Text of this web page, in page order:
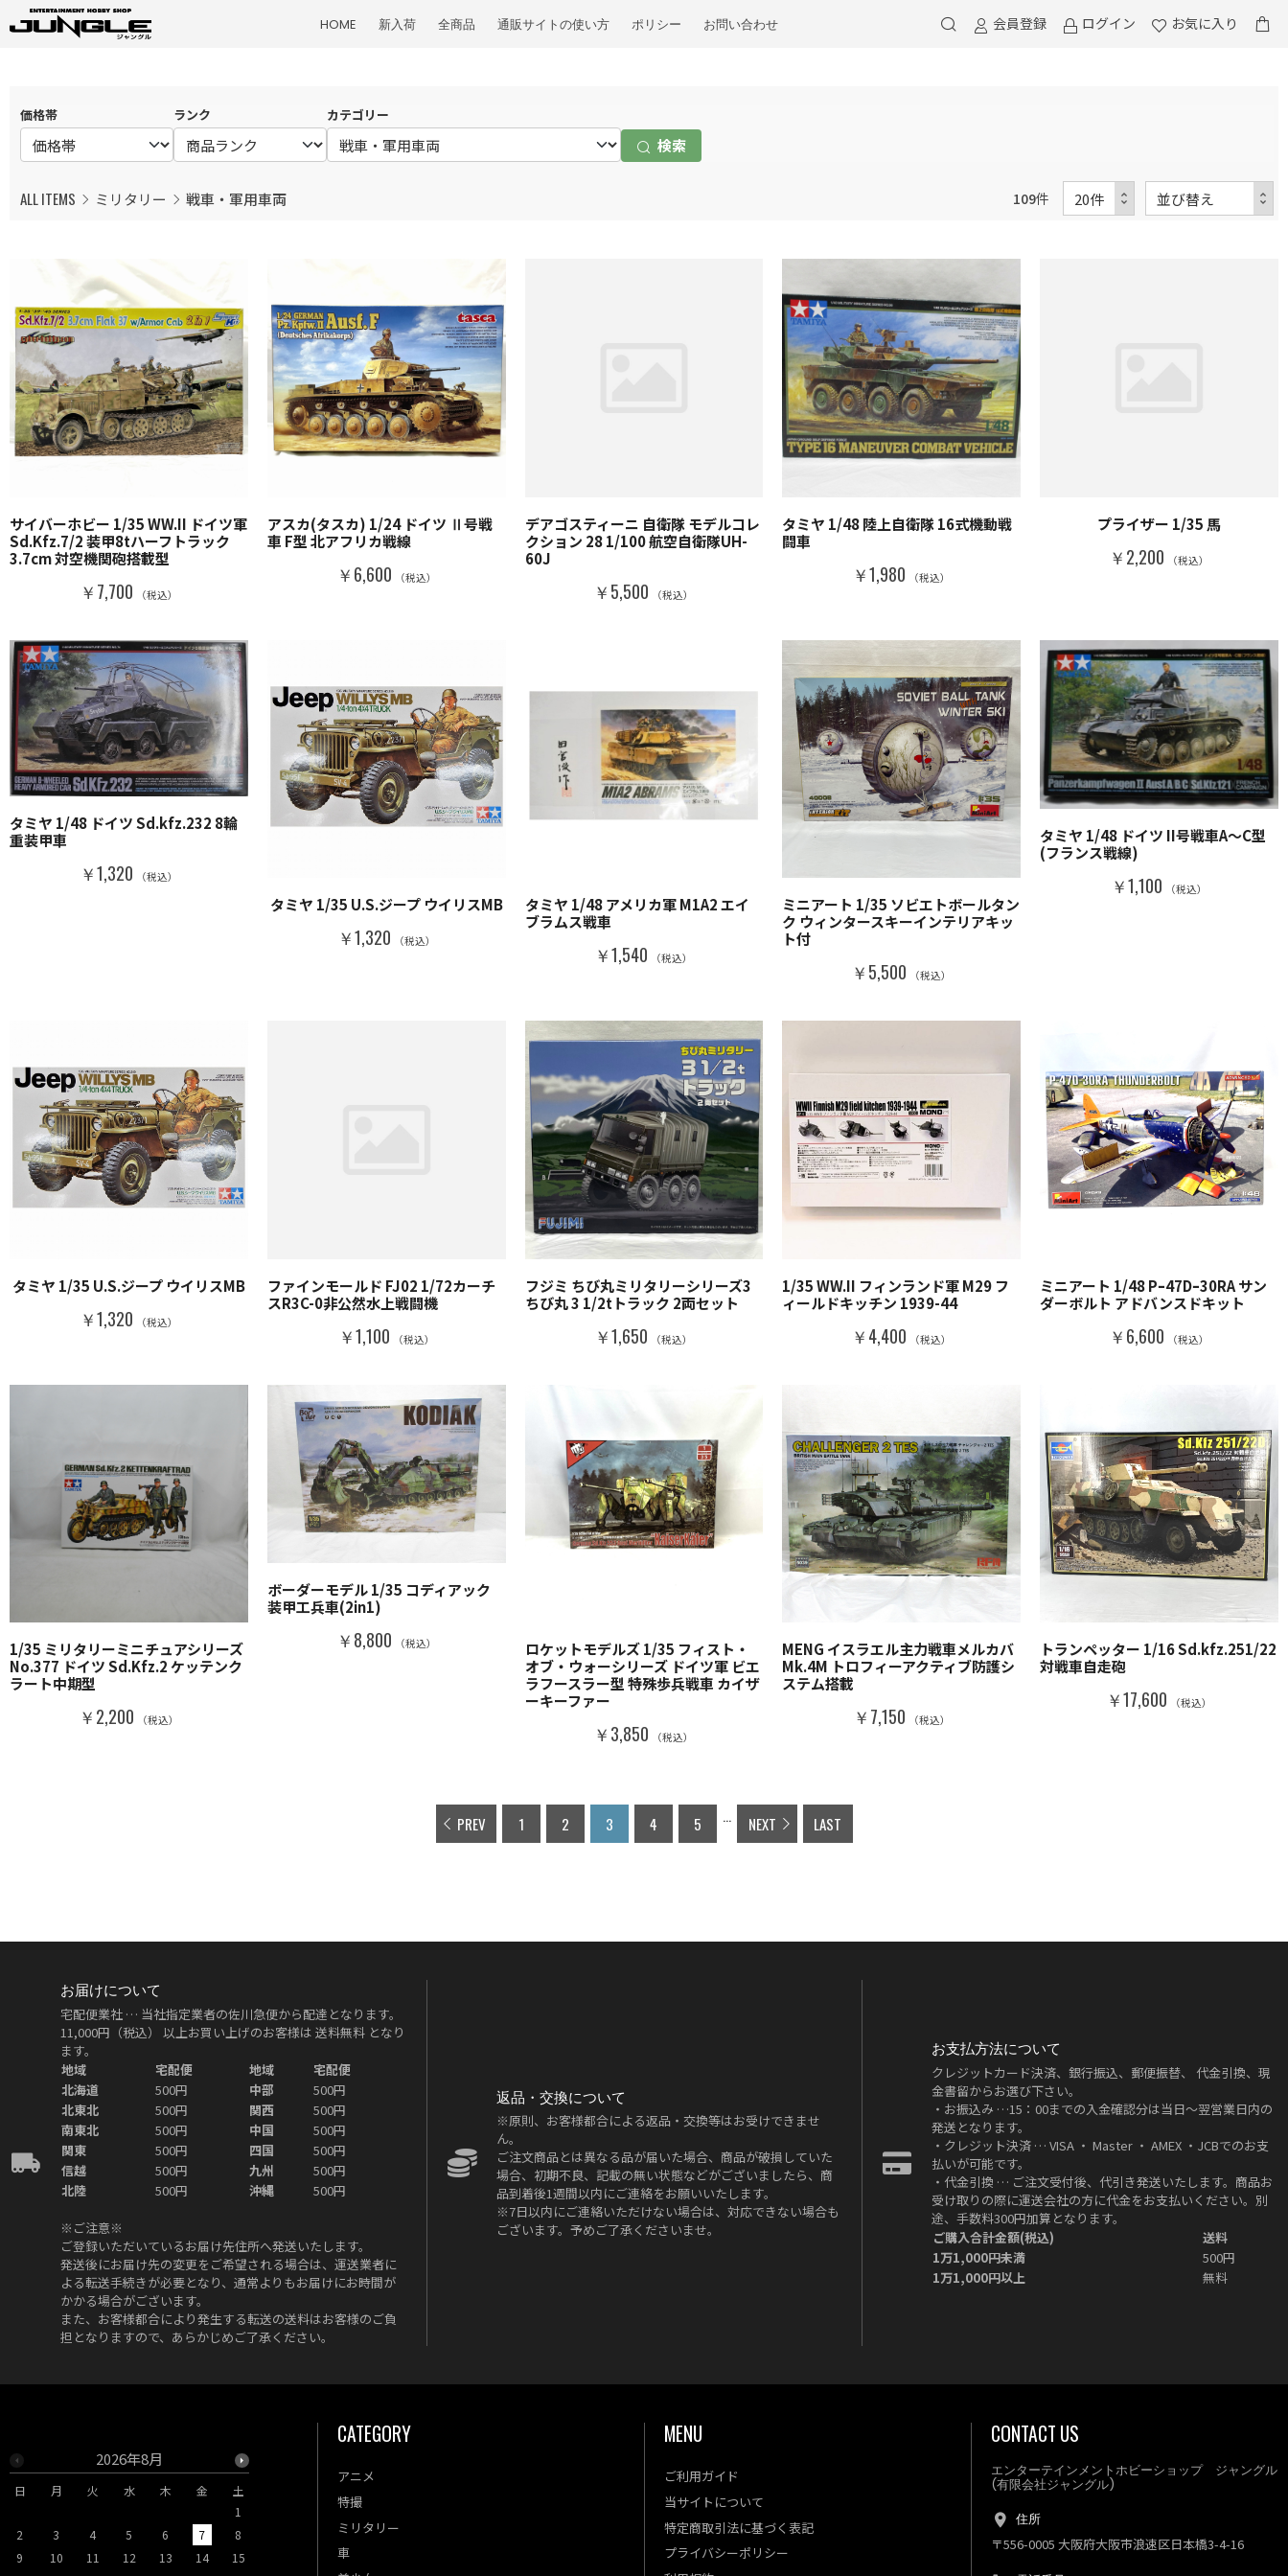
HOME 新入荷 全商品 通販サイトの使い方 ポリシー お問い合わせ 会員登録 ログイン お気に入り
価格帯 ランク カテゴリー
検索
ALL ITEMS ミリタリー 戦車・軍用車両 109件
サイバーホビー 1/35 WW.II ドイツ軍
Sd.Kfz.7/2 装甲8tハーフトラック
3.7cm 対空機関砲搭載型
￥7,700 （税込）
アスカ(タスカ) 1/24 ドイツ Ⅱ号戦
車 F型 北アフリカ戦線
￥6,600 （税込）
デアゴスティーニ 自衛隊 モデルコレ
クション 28 1/100 航空自衛隊UH-
60J
￥5,500 （税込）
タミヤ 1/48 陸上自衛隊 16式機動戦
闘車
￥1,980 （税込）
プライザー 1/35 馬
￥2,200 （税込）
タミヤ 1/48 ドイツ Sd.kfz.232 8輪
重装甲車
￥1,320 （税込）
タミヤ 1/35 U.S.ジープ ウイリスMB
￥1,320 （税込）
タミヤ 1/48 アメリカ軍 M1A2 エイ
ブラムス戦車
￥1,540 （税込）
ミニアート 1/35 ソビエトボールタン
ク ウィンタースキーインテリアキッ
ト付
￥5,500 （税込）
タミヤ 1/48 ドイツ II号戦車A～C型
(フランス戦線)
￥1,100 （税込）
タミヤ 1/35 U.S.ジープ ウイリスMB
￥1,320 （税込）
ファインモールド FJ02 1/72カーチ
スR3C-0非公然水上戦闘機
￥1,100 （税込）
フジミ ちび丸ミリタリーシリーズ3
ちび丸 3 1/2tトラック 2両セット
￥1,650 （税込）
1/35 WW.II フィンランド軍 M29 フ
ィールドキッチン 1939-44
￥4,400 （税込）
ミニアート 1/48 Pｰ47Dｰ30RA サン
ダーボルト アドバンスドキット
￥6,600 （税込）
1/35 ミリタリーミニチュアシリーズ
No.377 ドイツ Sd.Kfz.2 ケッテンク
ラート中期型
￥2,200 （税込）
ボーダーモデル 1/35 コディアック
装甲工兵車(2in1)
￥8,800 （税込）
ロケットモデルズ 1/35 フィスト・
オブ・ウォーシリーズ ドイツ軍 ビエ
ラフースラー型 特殊歩兵戦車 カイザ
ーキーファー
￥3,850 （税込）
MENG イスラエル主力戦車メルカバ
Mk.4M トロフィーアクティブ防護シ
ステム搭載
￥7,150 （税込）
トランペッター 1/16 Sd.kfz.251/22
対戦車自走砲
￥17,600 （税込）
PREV 1 2 3 4 5 ... NEXT LAST
お届けについて
宅配便業社 … 当社指定業者の佐川急便から配達となります。
11,000円（税込）
以上お買い上げのお客様は 送料無料となり
ます。
地域
宅配便 地域
宅配便
北海道
500円 中部
500円
北東北
500円 関西
500円
南東北
500円 中国
500円
関東
500円 四国
500円
信越
500円 九州
500円
北陸
500円 沖縄 500円
※ご注意※
ご登録いただいているお届け先住所へ発送いたします。
発送後にお届け先の変更をご希望される場合は、運送業者に
よる転送手続きが必要となり、通常よりもお届けにお時間が
かかる場合がございます。
また、お客様都合により発生する転送の送料はお客様のご負
担となりますので、あらかじめご了承ください。
返品・交換について
※原則、お客様都合による返品・交換等はお受けできませ
ん。
ご注文商品とは異なる品が届いた場合、商品が破損していた
場合、初期不良、記載の無い状態などがございましたら、商
品到着後1週間以内にご連絡をお願いいたします。
※7日以内にご連絡いただけない場合は、対応できない場合も
ございます。予めご了承くださいませ。
お支払方法について
クレジットカード決済、銀行振込、郵便振替、 代金引換、現
金書留からお選び下さい。
・お振込み …15：00までの入金確認分は当日～翌営業日内の
発送となります。
・クレジット決済 … VISA ・ Master ・ AMEX ・JCBでのお支
払いが可能です。
・代金引換 … ご注文受付後、代引き発送いたします。商品お
受け取りの際に運送会社の方に代金をお支払いください。別
途、手数料300円加算となります。
ご購入合計金額(税込)
送料
1万1,000円未満
500円
1万1,000円以上
無料
2026年8月
日 月 火 水 木 金
土
1
2
3 4 5 6 7
8
9
10 11 12 13 14
15
9 10
15
CATEGORY
アニメ
特撮
ミリタリー
車
MENU
ご利用ガイド
当サイトについて
特定商取引法に基づく表記
プライバシーポリシー
CONTACT US
エンターテインメントホビーショップ ジャングル
(有限会社ジャングル)
住所
〒556-0005 大阪府大阪市浪速区日本橋3-4-16